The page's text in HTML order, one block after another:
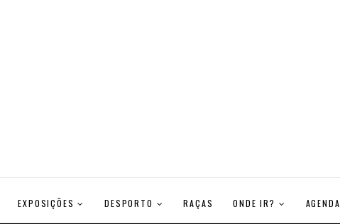
EXPOSIÇÕES DESPORTO RAÇAS ONDE IR? AGENDA